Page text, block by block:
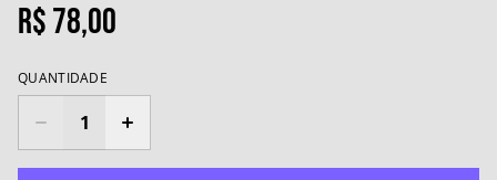
R$ 78,00
QUANTIDADE